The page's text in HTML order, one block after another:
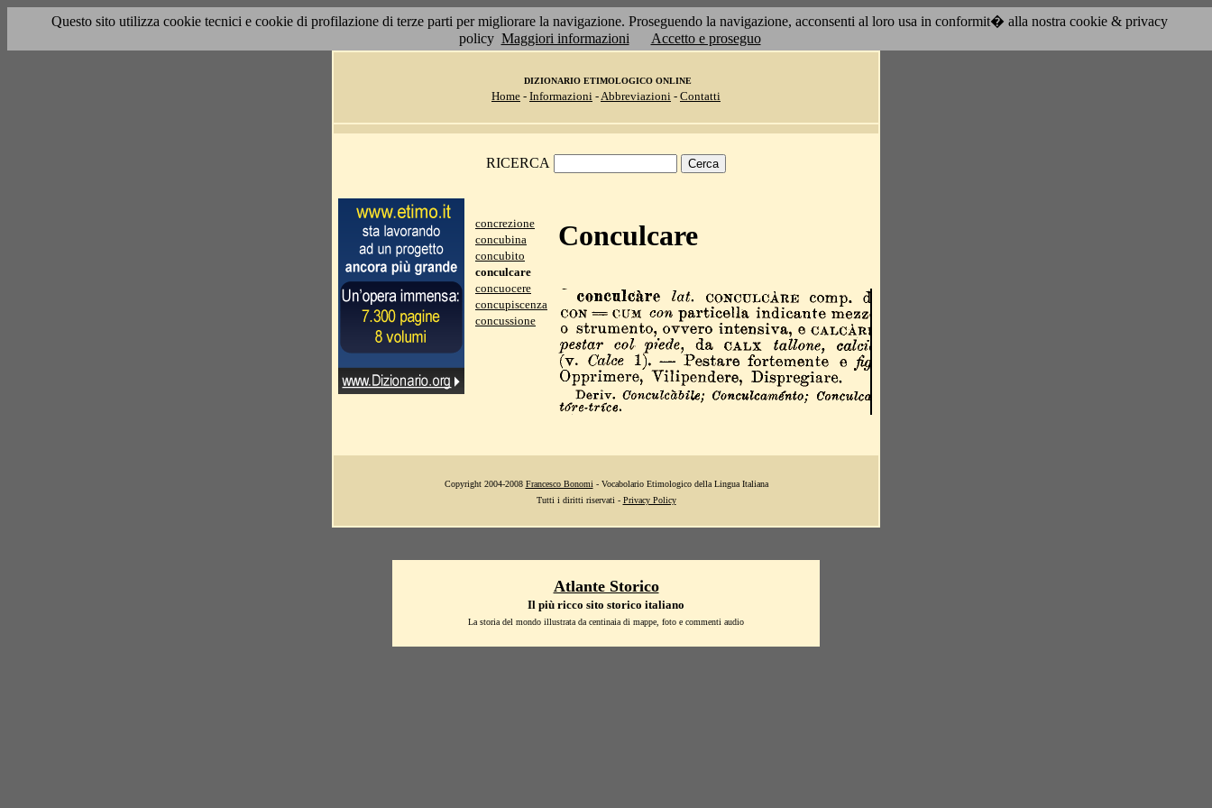
Questo sito utilizza cookie tecnici e cookie di profilazione di terze parti per migliorare la navigazione. Proseguendo la navigazione, acconsenti al loro usa in conformit� alla nostra cookie & privacy
policy Maggiori informazioni Accetto e proseguo
DIZIONARIO ETIMOLOGICO ONLINE
Home - Informazioni -Abbreviazioni - Contatti
RICERCA
concrezione
concubina
concubito
conculcare
concuocere
concupiscenza
concussione
Conculcare
Copyright 2004-2008 Francesco Bonomi - Vocabolario Etimologico della Lingua Italiana
Tutti i diritti riservati - Privacy Policy
Atlante Storico
Il più ricco sito storico italiano
La storia del mondo illustrata da centinaia di mappe, foto e commenti audio